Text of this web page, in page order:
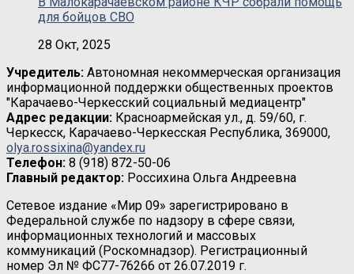
для бойцов СВО
28 Окт, 2025
Учредитель: Автономная некоммерческая организация
информационной поддержки общественных проектов
"Карачаево-Черкесский социальный медиацентр"
Адрес редакции: Красноармейская ул., д. 59/60, г.
Черкесск, Карачаево-Черкесская Республика, 369000,
olya.rossixina@yandex.ru
Телефон: 8 (918) 872-50-06
Главный редактор: Россихина Ольга Андреевна
Сетевое издание «Мир 09» зарегистрировано в
Федеральной службе по надзору в сфере связи,
информационных технологий и массовых
коммуникаций (Роскомнадзор). Регистрационный
номер Эл № ФС77-76266 от 26.07.2019 г.